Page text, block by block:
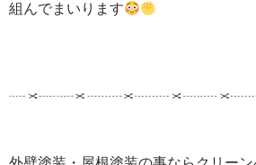
組んでまいります